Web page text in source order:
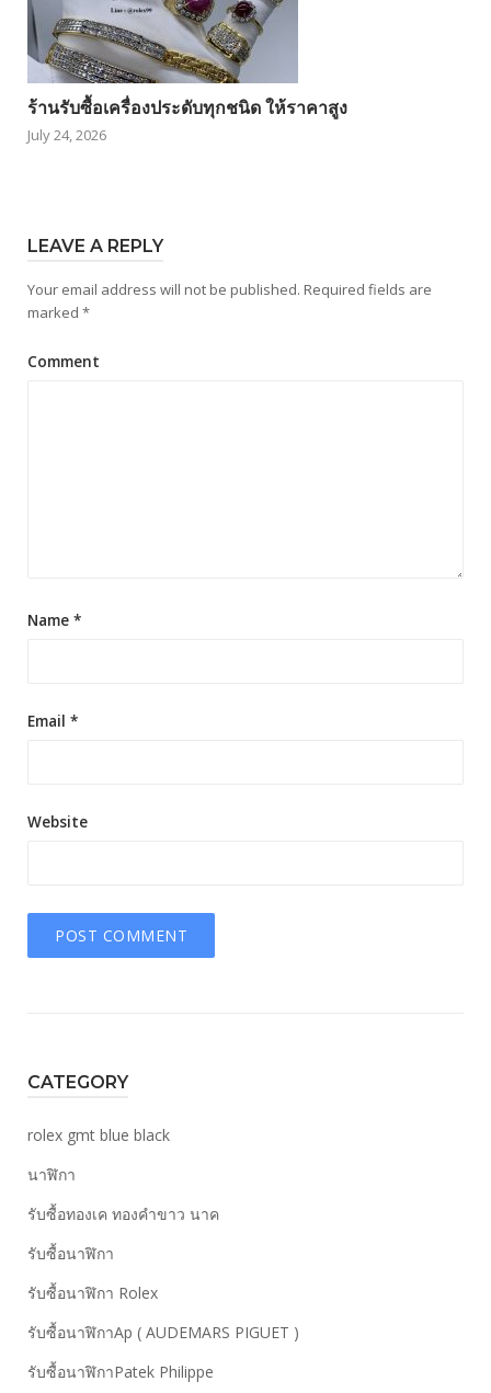
ร้านรับซื้อเครื่องประดับทุกชนิด ให้ราคาสูง
July 24, 2026
LEAVE A REPLY
Your email address will not be published. Required fields are
marked *
Comment
Name *
Email *
Website
CATEGORY
rolex gmt blue black
นาฬิกา
รับซื้อทองเค ทองคำขาว นาค
รับซื้อนาฬิกา
รับซื้อนาฬิกา Rolex
รับซื้อนาฬิกาAp ( AUDEMARS PIGUET )
รับซื้อนาฬิกาPatek Philippe